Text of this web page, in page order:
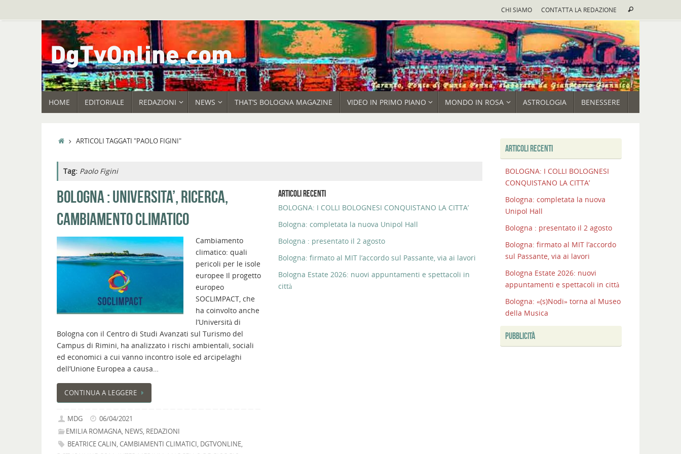
CHI SIAMO CONTATTA LA REDAZIONE Cerca
HOME EDITORIALE REDAZIONI NEWS THAT’S BOLOGNA MAGAZINE VIDEO IN PRIMO PIANO MONDO IN ROSA ASTROLOGIA BENESSERE
HOMEARTICOLI TAGGATI "PAOLO FIGINI"
Tag: Paolo Figini
BOLOGNA : UNIVERSITA’, RICERCA,
CAMBIAMENTO CLIMATICO
Cambiamento
climatico: quali
pericoli per le isole
europee Il progetto
europeo
SOCLIMPACT, che
ha coinvolto anche
l’Università di
Bologna con il Centro di Studi Avanzati sul Turismo del
Campus di Rimini, ha analizzato i rischi ambientali, sociali
ed economici a cui vanno incontro isole ed arcipelaghi
dell’Unione Europea a causa…
CONTINUA A LEGGERE
MDG
06/04/2021
EMILIA ROMAGNA, NEWS, REDAZIONI
BEATRICE CALIN,CAMBIAMENTI CLIMATICI, DGTVONLINE,
ARTICOLI RECENTI
BOLOGNA: I COLLI BOLOGNESI CONQUISTANO LA CITTA’
Bologna: completata la nuova Unipol Hall
Bologna : presentato il 2 agosto
Bologna: firmato al MIT l’accordo sul Passante, via ai lavori
Bologna Estate 2026: nuovi appuntamenti e spettacoli in
città
ARTICOLI RECENTI
BOLOGNA: I COLLI BOLOGNESI
CONQUISTANO LA CITTA’
Bologna: completata la nuova
Unipol Hall
Bologna : presentato il 2 agosto
Bologna: firmato al MIT l’accordo
sul Passante, via ai lavori
Bologna Estate 2026: nuovi
appuntamenti e spettacoli in città
Bologna: «(s)Nodi» torna al Museo
della Musica
PUBBLICITÀ